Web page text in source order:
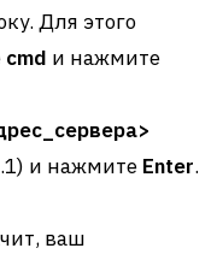
Для этого
cmd и нажмите
и нажмите Enter.
ваш